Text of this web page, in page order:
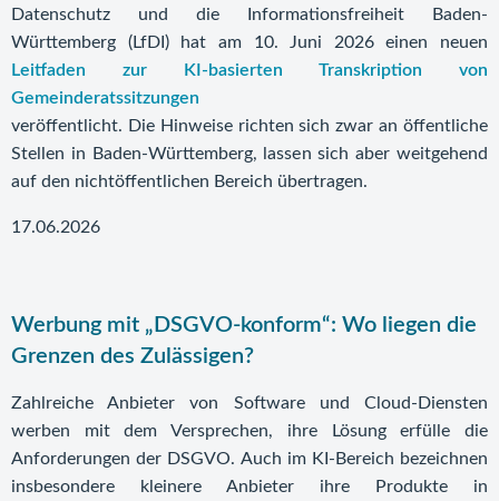
Datenschutz und die Informationsfreiheit Baden-
Württemberg (LfDI) hat am 10. Juni 2026 einen neuen
Leitfaden zur KI-basierten Transkription von
Gemeinderatssitzungen
veröffentlicht. Die Hinweise richten sich zwar an öffentliche
Stellen in Baden-Württemberg, lassen sich aber weitgehend
auf den nichtöffentlichen Bereich übertragen.
17.06.2026
Werbung mit „DSGVO-konform“: Wo liegen die
Grenzen des Zulässigen?
Zahlreiche Anbieter von Software und Cloud-Diensten
werben mit dem Versprechen, ihre Lösung erfülle die
Anforderungen der DSGVO. Auch im KI-Bereich bezeichnen
insbesondere kleinere Anbieter ihre Produkte in